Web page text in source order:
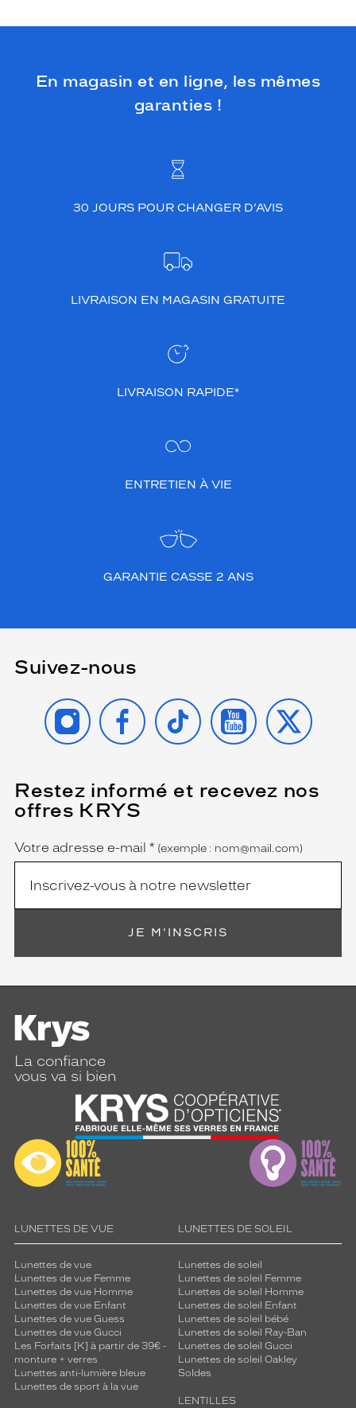
En magasin et en ligne, les mêmes
garanties !
30 JOURS POUR CHANGER D’AVIS
LIVRAISON EN MAGASIN GRATUITE
LIVRAISON RAPIDE*
ENTRETIEN À VIE
GARANTIE CASSE 2 ANS
Suivez-nous
INSTAGRAMFACEBOOK
TIKTOK YOUTUBE
X
Restez informé et recevez nos
offres KRYS
Name
Votre adresse e-mail *
(Ce
champ
est
(exemple : nom@mail.com)
JE M'INSCRIS
La confiance
vous va si bien
LUNETTES DE VUE
Lunettes de vue
Lunettes de vue Femme
Lunettes de vue Homme
Lunettes de vue Enfant
Lunettes de vue Guess
Lunettes de vue Gucci
Les Forfaits [K] à partir de 39€ -
monture + verres
Lunettes anti-lumière bleue
Lunettes de sport à la vue
LUNETTES DE SOLEIL
Lunettes de soleil
Lunettes de soleil Femme
Lunettes de soleil Homme
Lunettes de soleil Enfant
Lunettes de soleil bébé
Lunettes de soleil Ray-Ban
Lunettes de soleil Gucci
Lunettes de soleil Oakley
Soldes
LENTILLES